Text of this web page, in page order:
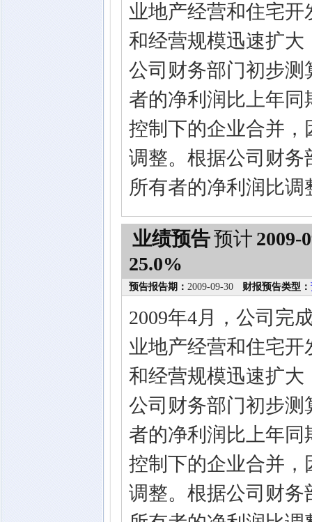
业地产经营和住宅
和经营规模迅速扩大
公司财务部门初步测
者的净利润比上年同
控制下的企业合并
调整。根据公司财务
所有者的净利润比
业绩预告预计 2009-
25.0%
预告报告期： 2009-09-30 财报预告类型：
2009年4月，公司完
业地产经营和住宅
和经营规模迅速扩大
公司财务部门初步测
者的净利润比上年同
控制下的企业合并
调整。根据公司财务